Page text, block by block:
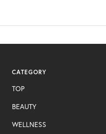
CATEGORY
TOP
BEAUTY
WELLNESS